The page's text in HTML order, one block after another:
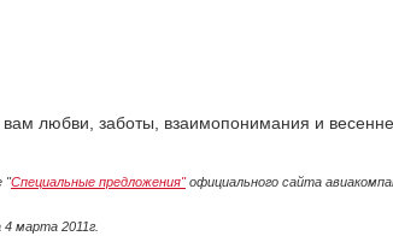
любви, заботы, взаимопонимания и
"Специальные предложения"официального сайта
марта 2011г.